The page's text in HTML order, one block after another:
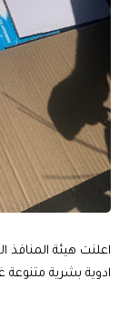
ادوية بشرية